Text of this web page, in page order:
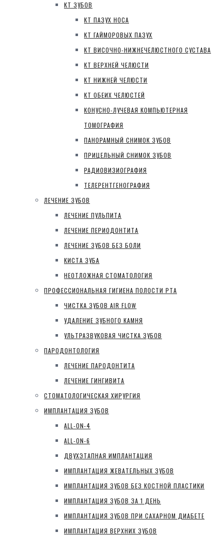
КТ ЗУБОВ
КТ ПАЗУХ НОСА
КТ ГАЙМОРОВЫХ ПАЗУХ
КТ ВИСОЧНО-НИЖНЕЧЕЛЮСТНОГО СУСТАВА
КТ ВЕРХНЕЙ ЧЕЛЮСТИ
КТ НИЖНЕЙ ЧЕЛЮСТИ
КТ ОБЕИХ ЧЕЛЮСТЕЙ
КОНУСНО-ЛУЧЕВАЯ КОМПЬЮТЕРНАЯ
ТОМОГРАФИЯ
ПАНОРАМНЫЙ СНИМОК ЗУБОВ
ПРИЦЕЛЬНЫЙ СНИМОК ЗУБОВ
РАДИОВИЗИОГРАФИЯ
ТЕЛЕРЕНТГЕНОГРАФИЯ
ЛЕЧЕНИЕ ЗУБОВ
ЛЕЧЕНИЕ ПУЛЬПИТА
ЛЕЧЕНИЕ ПЕРИОДОНТИТА
ЛЕЧЕНИЕ ЗУБОВ БЕЗ БОЛИ
КИСТА ЗУБА
НЕОТЛОЖНАЯ СТОМАТОЛОГИЯ
ПРОФЕССИОНАЛЬНАЯ ГИГИЕНА ПОЛОСТИ РТА
ЧИСТКА ЗУБОВ AIR FLOW
УДАЛЕНИЕ ЗУБНОГО КАМНЯ
УЛЬТРАЗВУКОВАЯ ЧИСТКА ЗУБОВ
ПАРОДОНТОЛОГИЯ
ЛЕЧЕНИЕ ПАРОДОНТИТА
ЛЕЧЕНИЕ ГИНГИВИТА
СТОМАТОЛОГИЧЕСКАЯ ХИРУРГИЯ
ИМПЛАНТАЦИЯ ЗУБОВ
ALL-ON-4
ALL-ON-6
ДВУХЭТАПНАЯ ИМПЛАНТАЦИЯ
ИМПЛАНТАЦИЯ ЖЕВАТЕЛЬНЫХ ЗУБОВ
ИМПЛАНТАЦИЯ ЗУБОВ БЕЗ КОСТНОЙ ПЛАСТИКИ
ИМПЛАНТАЦИЯ ЗУБОВ ЗА 1 ДЕНЬ
ИМПЛАНТАЦИЯ ЗУБОВ ПРИ САХАРНОМ ДИАБЕТЕ
ИМПЛАНТАЦИЯ ВЕРХНИХ ЗУБОВ